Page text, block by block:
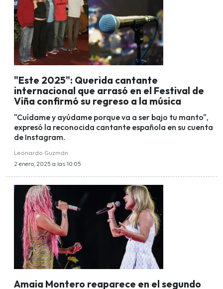
"Este 2025": Querida cantante
internacional que arrasó en el Festival de
Viña confirmó su regreso a la música
"Cuídame y ayúdame porque va a ser bajo tu manto",
expresó la reconocida cantante española en su cuenta
de Instagram.
Leonardo Guzmán
2 enero, 2025 a las 10:05
Amaia Montero reaparece en el segundo